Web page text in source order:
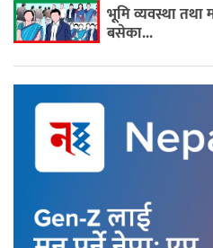
भूमि व्यवस्था तथा
बसेका...